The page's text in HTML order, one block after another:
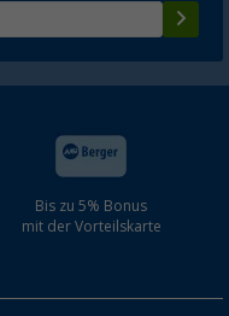
Bis zu 5% Bonus
mit der Vorteilskarte